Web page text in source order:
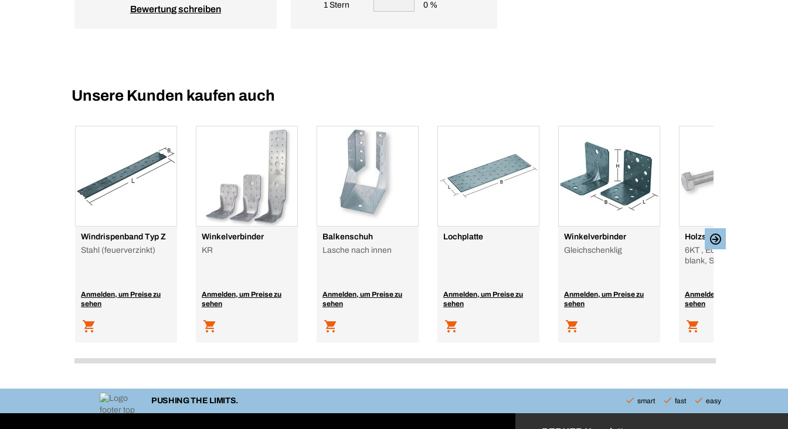
Bewertung schreiben
1 Stern
0 %
Unsere Kunden kaufen auch
Windrispenband Typ Z
Stahl (feuerverzinkt)
Anmelden, um Preise zu
sehen
Winkelverbinder
KR
Anmelden, um Preise zu
sehen
Balkenschuh
Lasche nach innen
Anmelden, um Preise zu
sehen
Lochplatte
Anmelden, um Preise zu
sehen
Winkelverbinder
Gleichschenklig
Anmelden, um Preise zu
sehen
Holzschraube DIN 571
6KT , Edelstahl A2, A2
blank, Sechskantkopf
Anmelden, um Preise zu
sehen
PUSHING THE LIMITS. smart fast easy